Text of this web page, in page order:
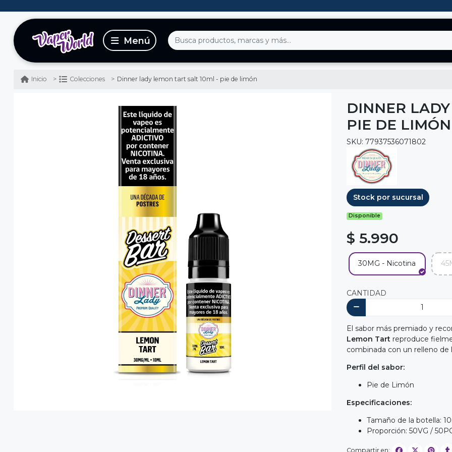
Inicio Colecciones Dinner lady lemon tart salt 10ml - pie de limón
DINNER
PIE DE LIMÓN
SKU: 77937536071802
Stock por sucursal
Disponible
$ 5.990
30MG - Nicotina
CANTIDAD
El sabor más premiado y
Lemon Tart reproduce
combinada con un relleno
Perfil del sabor:
Pie de Limón
Especificaciones:
Tamaño de la botella:
Proporción: 50VG /
Compartir en: